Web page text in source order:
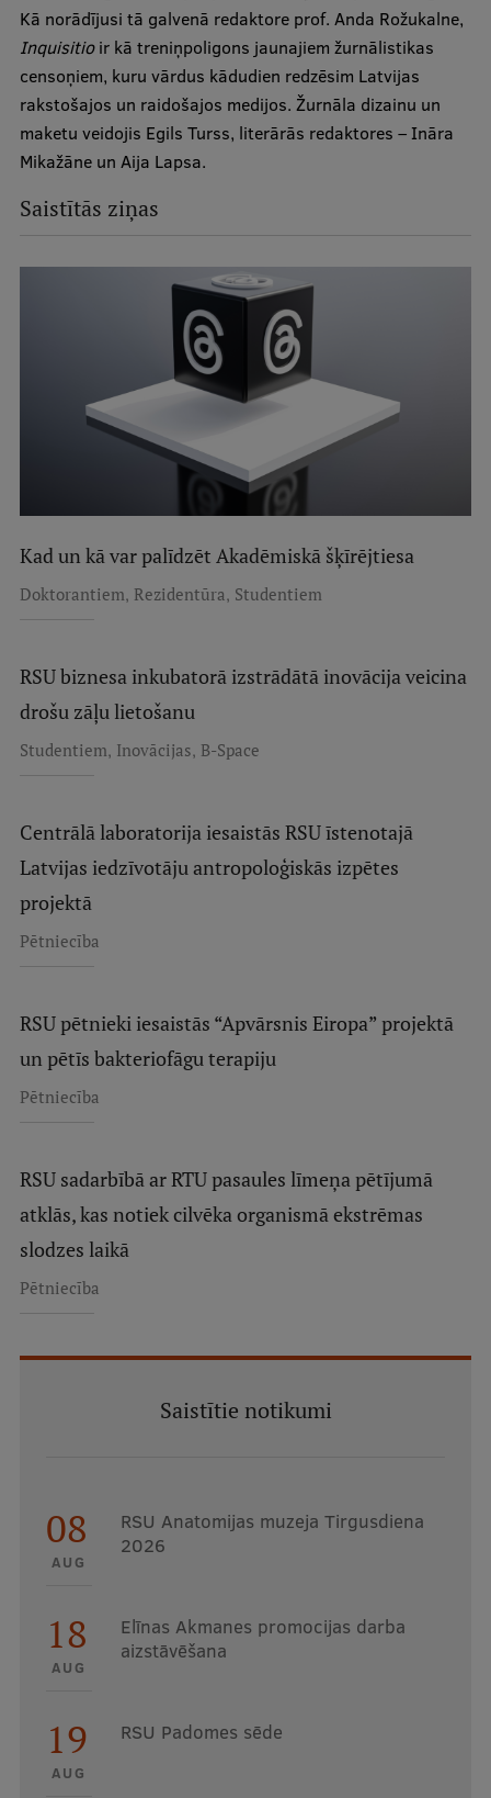
Kā norādījusi tā galvenā redaktore prof. Anda Rožukalne,
Inquisitioir kā treniņpoligons jaunajiem žurnālistikas
censoņiem, kuru vārdus kādudien redzēsim Latvijas
rakstošajos un raidošajos medijos. Žurnāla dizainu un
maketu veidojis Egils Turss, literārās redaktores – Ināra
Mikažāne un Aija Lapsa.
Saistītās ziņas
Kad un kā var palīdzēt Akadēmiskā šķīrējtiesa
Doktorantiem, Rezidentūra, Studentiem
RSU biznesa inkubatorā izstrādātā inovācija veicina
drošu zāļu lietošanu
Studentiem, Inovācijas, B-Space
Centrālā laboratorija iesaistās RSU īstenotajā
Latvijas iedzīvotāju antropoloģiskās izpētes
projektā
Pētniecība
RSU pētnieki iesaistās “Apvārsnis Eiropa” projektā
un pētīs bakteriofāgu terapiju
Pētniecība
RSU sadarbībā ar RTU pasaules līmeņa pētījumā
atklās, kas notiek cilvēka organismā ekstrēmas
slodzes laikā
Pētniecība
Saistītie notikumi
08
AUG
RSU Anatomijas muzeja Tirgusdiena
2026
18
AUG
Elīnas Akmanes promocijas darba
aizstāvēšana
19
AUG
RSU Padomes sēde